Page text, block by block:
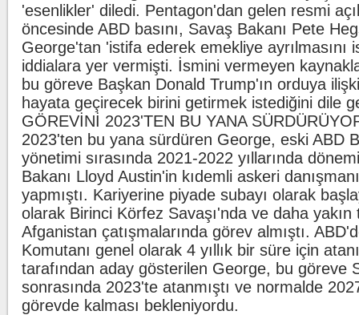
'esenlikler' diledi. Pentagon'dan gelen resmi
öncesinde ABD basını, Savaş Bakanı Pete
George'tan 'istifa ederek emekliye ayrılmasını
iddialara yer vermişti. İsmini vermeyen
bu göreve Başkan Donald Trump'ın orduya
hayata geçirecek birini getirmek istediğini dile
GÖREVİNİ 2023'TEN BU YANA
2023'ten bu yana sürdüren George, eski ABD
yönetimi sırasında 2021-2022 yıllarında
Bakanı Lloyd Austin'in kıdemli askeri
yapmıştı. Kariyerine piyade subayı olarak
olarak Birinci Körfez Savaşı'nda ve daha
Afganistan çatışmalarında görev almıştı.
Komutanı genel olarak 4 yıllık bir süre için
tarafından aday gösterilen George, bu göreve
sonrasında 2023'te atanmıştı ve normalde
görevde kalması bekleniyordu.